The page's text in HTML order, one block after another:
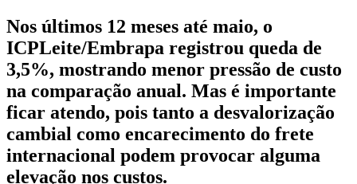
Nos últimos 12 meses até maio, o
ICPLeite/Embrapa registrou queda de
3,5%, mostrando menor pressão de custo
na comparação anual. Mas é importante
ficar atendo, pois tanto a desvalorização
cambial como encarecimento do frete
internacional podem provocar alguma
elevação nos custos.